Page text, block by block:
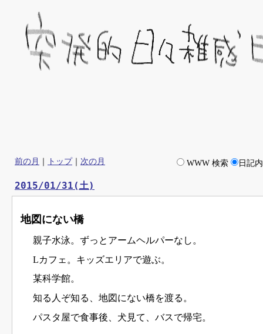
WWW 検索 日記
前の月 トップ 次の月
2015/01/31(土)
地図にない橋
親子水泳。ずっとアームヘルパーなし。
Lカフェ。キッズエリアで遊ぶ。
某科学館。
知る人ぞ知る、地図にない橋を渡る。
パスタ屋で食事後、犬見て、バスで帰宅。